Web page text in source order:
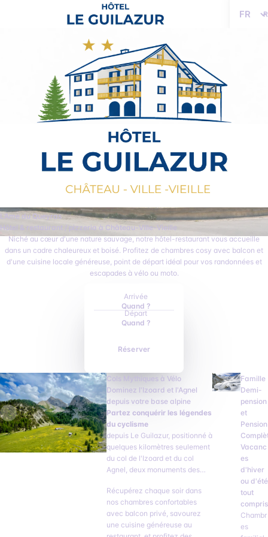
Langue
L’Ame du Queyras
Hôtel & restaurant / pizzeria à Château-Ville-Vieille
Niché au cœur d'une nature sauvage, notre hôtel-restaurant vous accueille
dans un cadre chaleureux et boisé. Profitez de chambres cosy avec balcon et
d'une cuisine locale généreuse, point de départ idéal pour vos randonnées et
escapades à vélo ou moto.
Arrivée
Quand ?
Départ
Quand ?
Réserver
Cols Mythiques à Vélo
Dominez l'Izoard et l'Agnel
depuis votre base alpine
Partez conquérir les légendes
du cyclisme
depuis Le Guilazur, positionné à
quelques kilomètres seulement
du col de l'Izoard et du col
Agnel, deux monuments des
camp de base idéal pour
enchaîner les cols sans fatigue
inutile.
Récupérez chaque soir dans
nos chambres confortables
avec balcon privé, savourez
une cuisine généreuse au
Famille
Demi-
pension
et
Pension
Vacanc
es
d'hiver
ou d'été
tout
compris
Chambr
es